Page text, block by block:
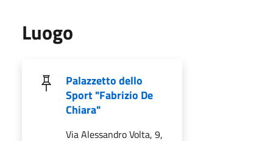
Luogo
Palazzetto dello
Sport "Fabrizio De
Chiara"
Via Alessandro Volta, 9,